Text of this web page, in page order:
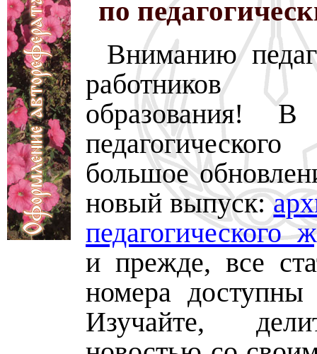
по
Вниманию
образования! В
большое
новый выпуск:
педагогического
и прежде, все
номера доступны
Изучайте,